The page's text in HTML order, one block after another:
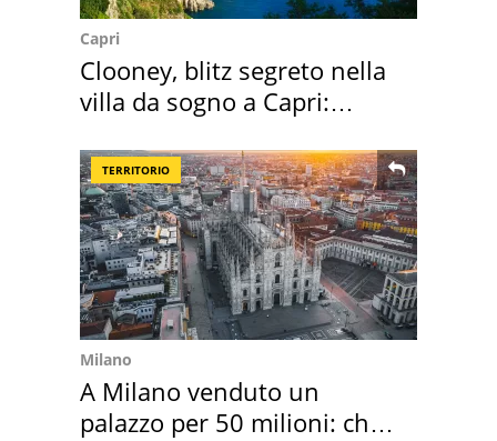
Capri
Clooney, blitz segreto nella
villa da sogno a Capri:
TERRITORIO
Milano
A Milano venduto un
palazzo per 50 milioni: chi